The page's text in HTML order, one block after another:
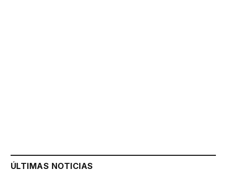
ÚLTIMAS NOTICIAS